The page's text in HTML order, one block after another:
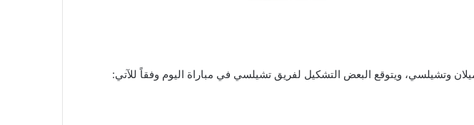
وتشيلسي، ويتوقع البعض التشكيل لفريق تشيلسي في مباراة اليوم وفقاً للآتي: